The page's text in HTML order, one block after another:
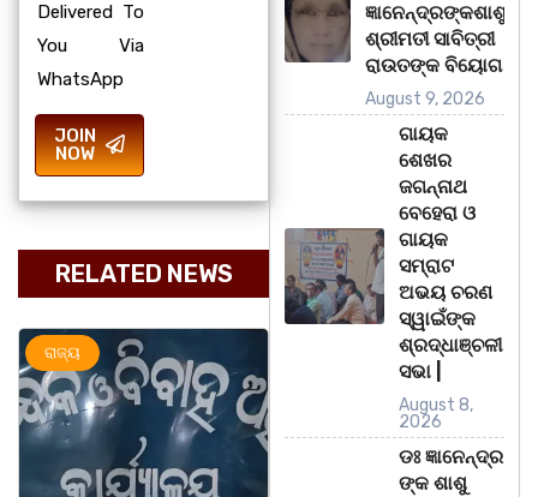
Delivered To
You Via
WhatsApp
JOIN
NOW
RELATED NEWS
ଜ୍ଞାନେନ୍ଦ୍ରଙ୍କଶାଶୁ
ଶ୍ରୀମତୀ ସାବିତ୍ରୀ
ରାଉତଙ୍କ ବିୟୋଗ
August 9, 2026
ଗାୟକ
ଶେଖର
ଜଗନ୍ନାଥ
ବେହେରା ଓ
ଗାୟକ
ସମ୍ରାଟ
ଅଭୟ ଚରଣ
ସ୍ୱାଇଁଙ୍କ
ଶ୍ରଦ୍ଧାଞ୍ଚଳୀ
ସଭା |
August 8,
2026
ଡଃ ଜ୍ଞାନେନ୍ଦ୍ର
ଙ୍କ ଶାଶୁ